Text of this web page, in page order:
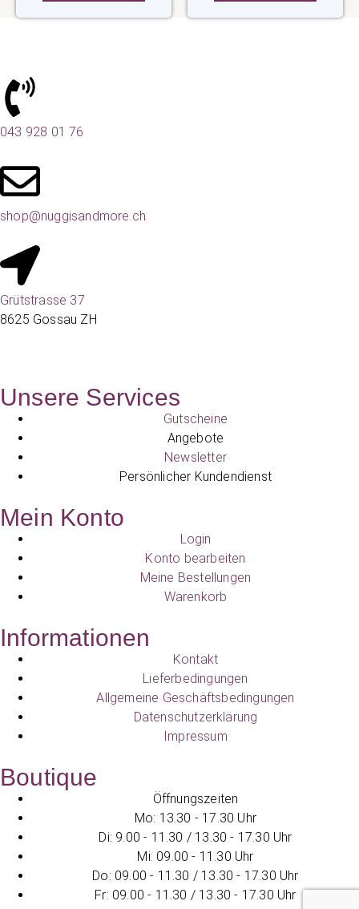
043 928 01 76
shop@nuggisandmore.ch
Grütstrasse 37
8625 Gossau ZH
Unsere Services
Gutscheine
Angebote
Newsletter
Persönlicher Kundendienst
Mein Konto
Login
Konto bearbeiten
Meine Bestellungen
Warenkorb
Informationen
Kontakt
Lieferbedingungen
Allgemeine Geschäftsbedingungen
Datenschutzerklärung
Impressum
Boutique
Öffnungszeiten
Mo: 13.30 - 17.30 Uhr
Di: 9.00 - 11.30 / 13.30 - 17.30 Uhr
Mi: 09.00 - 11.30 Uhr
Do: 09.00 - 11.30 / 13.30 - 17.30 Uhr
Fr: 09.00 - 11.30 / 13.30 - 17.30 Uhr